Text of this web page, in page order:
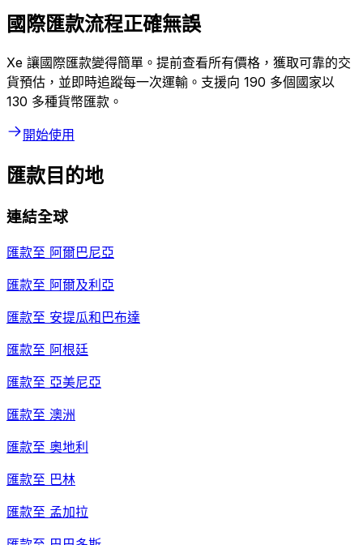
國際匯款流程正確無誤
Xe 讓國際匯款變得簡單。提前查看所有價格，獲取可靠的交
貨預估，並即時追蹤每一次運輸。支援向 190 多個國家以
130 多種貨幣匯款。
開始使用
匯款目的地
連結全球
匯款至 阿爾巴尼亞
匯款至 阿爾及利亞
匯款至 安提瓜和巴布達
匯款至 阿根廷
匯款至 亞美尼亞
匯款至 澳洲
匯款至 奧地利
匯款至 巴林
匯款至 孟加拉